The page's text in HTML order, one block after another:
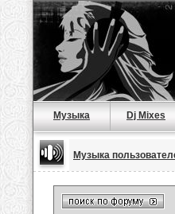
Музыка Dj Mixes
Музыка